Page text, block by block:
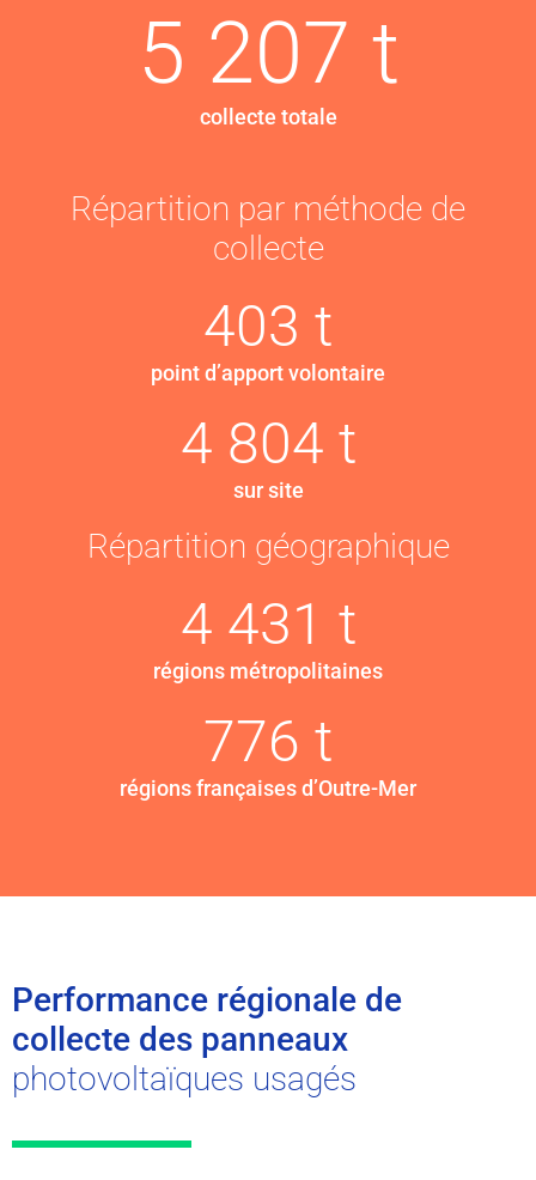
5 207 t
collecte totale
Répartition par méthode de
collecte
403 t
point d’apport volontaire
4 804 t
sur site
Répartition géographique
4 431 t
régions métropolitaines
776 t
régions françaises d’Outre-Mer
Performance régionale de
collecte des panneaux
photovoltaïques usagés